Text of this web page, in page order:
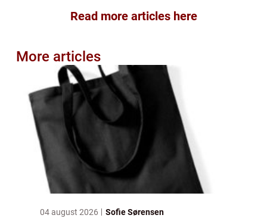
Read more articles here
More articles
04 august 2026 Sofie Sørensen